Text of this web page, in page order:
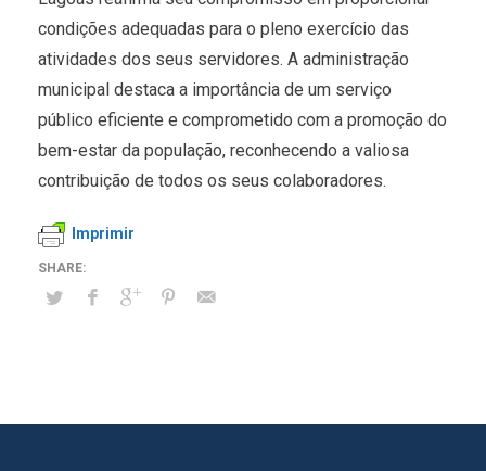
condições adequadas para o pleno exercício das
atividades dos seus servidores. A administração
municipal destaca a importância de um serviço
público eficiente e comprometido com a promoção do
bem-estar da população, reconhecendo a valiosa
contribuição de todos os seus colaboradores.
Imprimir